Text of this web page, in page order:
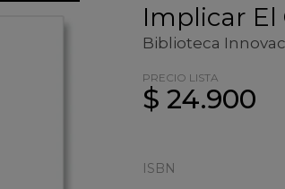
Implicar El
Biblioteca
PRECIO LISTA
$ 24.900
ISBN